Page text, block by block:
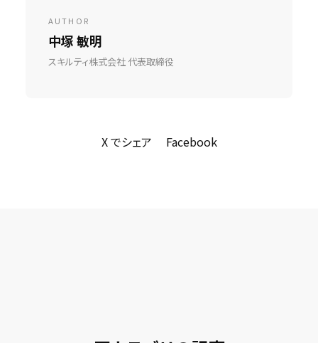
AUTHOR
中塚 敏明
スキルティ株式会社 代表取締役
X でシェア Facebook